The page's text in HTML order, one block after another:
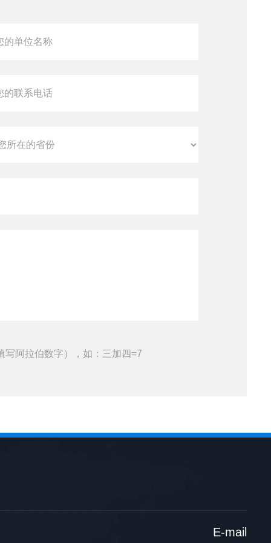
写阿拉伯数字），如：三加四=7
E-mail